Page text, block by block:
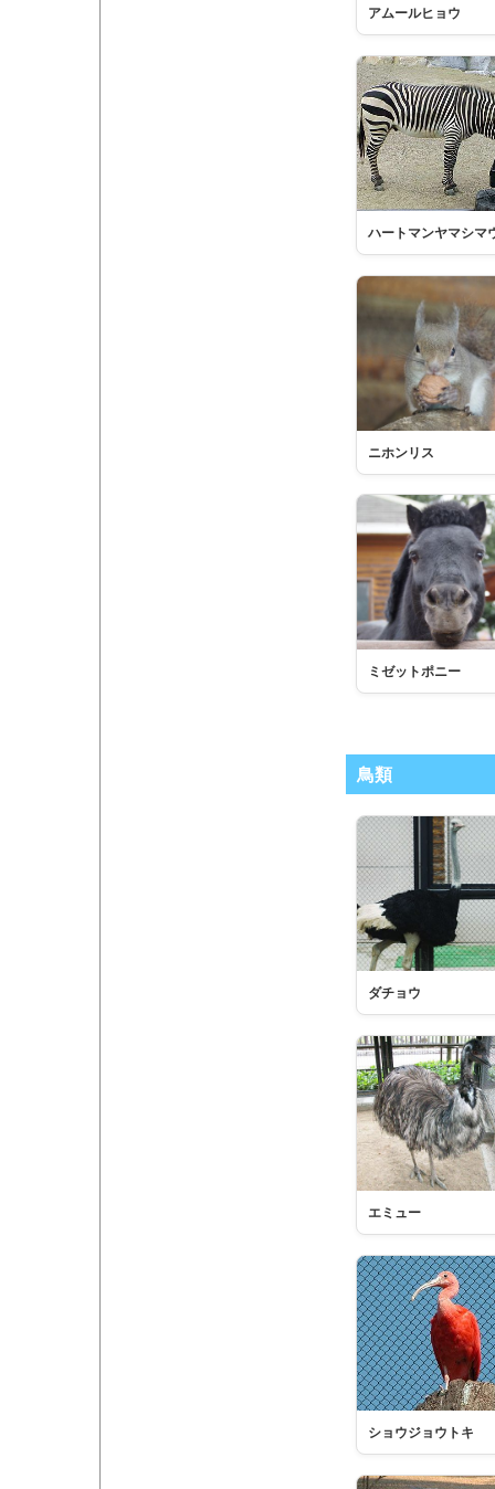
アムールヒョウ
ハートマンヤマシマ
ニホンリス
ミゼットポニー
鳥類
ダチョウ
エミュー
ショウジョウトキ